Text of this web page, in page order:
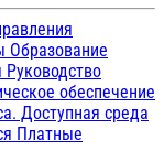
Образование
Руководство
обеспечение
Доступная среда
Платные